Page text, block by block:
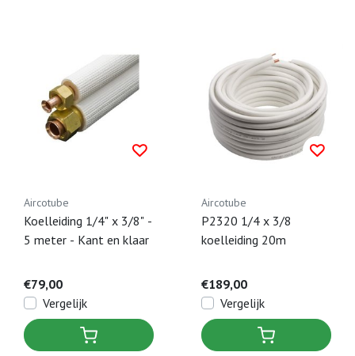
Aircotube
Koelleiding 1/4" x 3/8" -
5 meter - Kant en klaar
€79,00
Vergelijk
Aircotube
P2320 1/4 x 3/8
koelleiding 20m
€189,00
Vergelijk